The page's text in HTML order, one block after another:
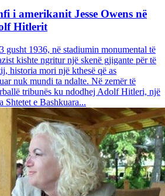
i amerikanit Jesse Owens në
Hitlerit
gusht 1936, në stadiumin monumental të
kishte ngritur një skenë gjigante për të
historia mori një kthesë që as
nuk mundi ta ndalte. Në zemër të
tribunës ku ndodhej Adolf Hitleri, një
Shtetet e Bashkuara...